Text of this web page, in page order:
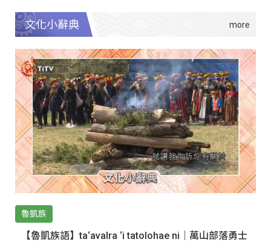
文化小辭典
魯凱族
【魯凱族語】ta‘avalra ‘i tatolohae ni｜萬山部落勇士